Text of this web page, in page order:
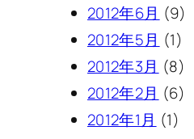
2012年6月 (9)
2012年5月 (1)
2012年3月 (8)
2012年2月 (6)
2012年1月 (1)